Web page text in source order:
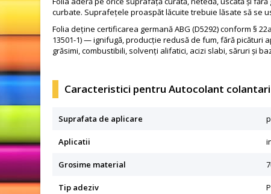
curbate. Suprafețele proaspăt lăcuite trebuie lăsate să se
Folia deține certificarea germană ABG (D5292) conform §
13501-1) — ignifugă, producție redusă de fum, fără picături
grăsimi, combustibili, solvenți alifatici, acizi slabi, săruri și
Caracteristici pentru Autocolant
Suprafata de aplicare
Aplicatii
Grosime material
Tip adeziv